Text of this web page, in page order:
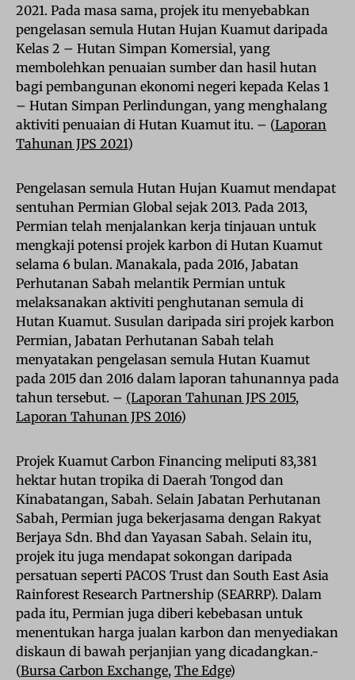
2021. Pada masa sama, projek itu menyebabkan
pengelasan semula Hutan Hujan Kuamut daripada
Kelas 2 – Hutan Simpan Komersial, yang
membolehkan penuaian sumber dan hasil hutan
bagi pembangunan ekonomi negeri kepada Kelas 1
– Hutan Simpan Perlindungan, yang menghalang
aktiviti penuaian di Hutan Kuamut itu. – (Laporan
Tahunan JPS 2021)
Pengelasan semula Hutan Hujan Kuamut mendapat
sentuhan Permian Global sejak 2013. Pada 2013,
Permian telah menjalankan kerja tinjauan untuk
mengkaji potensi projek karbon di Hutan Kuamut
selama 6 bulan. Manakala, pada 2016, Jabatan
Perhutanan Sabah melantik Permian untuk
melaksanakan aktiviti penghutanan semula di
Hutan Kuamut. Susulan daripada siri projek karbon
Permian, Jabatan Perhutanan Sabah telah
menyatakan pengelasan semula Hutan Kuamut
pada 2015 dan 2016 dalam laporan tahunannya pada
tahun tersebut. – (Laporan Tahunan JPS 2015,
Laporan Tahunan JPS 2016)
Projek Kuamut Carbon Financing meliputi 83,381
hektar hutan tropika di Daerah Tongod dan
Kinabatangan, Sabah. Selain Jabatan Perhutanan
Sabah, Permian juga bekerjasama dengan Rakyat
Berjaya Sdn. Bhd dan Yayasan Sabah. Selain itu,
projek itu juga mendapat sokongan daripada
persatuan seperti PACOS Trust dan South East Asia
Rainforest Research Partnership (SEARRP). Dalam
pada itu, Permian juga diberi kebebasan untuk
menentukan harga jualan karbon dan menyediakan
diskaun di bawah perjanjian yang dicadangkan.-
(Bursa Carbon Exchange, The Edge)